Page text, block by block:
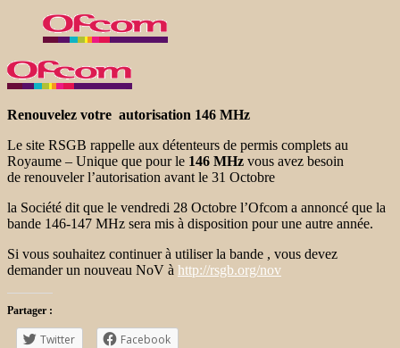
Renouvelez votre autorisation 146 MHz
Le site RSGB rappelle aux détenteurs de permis complets au
Royaume – Unique que pour le 146 MHz vous avez besoin
de renouveler l’autorisation avant le 31 Octobre
la Société dit que le vendredi 28 Octobre l’Ofcom a annoncé que la
bande 146-147 MHz sera mis à disposition pour une autre année.
Si vous souhaitez continuer à utiliser la bande , vous devez
demander un nouveau NoV à http://rsgb.org/nov
Partager :
Twitter Facebook